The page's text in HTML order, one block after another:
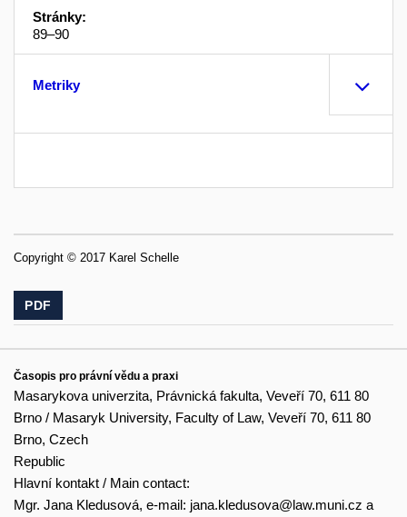
Stránky:
89–90
Metriky
Copyright © 2017 Karel Schelle
PDF
Časopis pro právní vědu a praxi
Masarykova univerzita, Právnická fakulta, Veveří 70, 611 80
Brno / Masaryk University, Faculty of Law, Veveří 70, 611 80
Brno, Czech
Republic
Hlavní kontakt / Main contact:
Mgr. Jana Kledusová, e-mail: jana.kledusova@law.muni.cz a